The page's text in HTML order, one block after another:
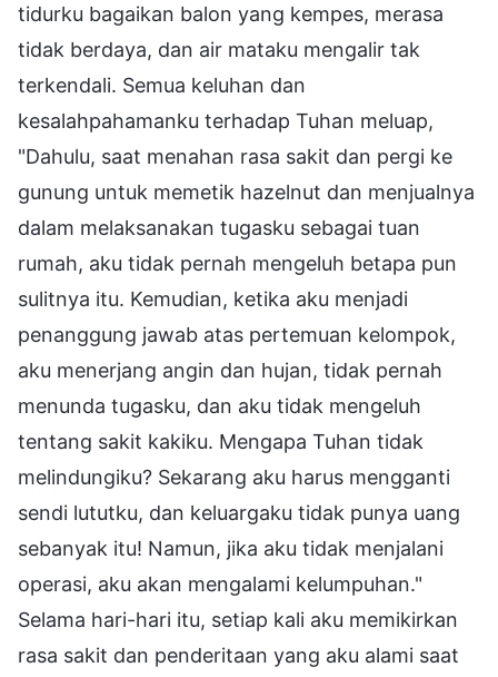
tidurku bagaikan balon yang kempes, merasa
tidak berdaya, dan air mataku mengalir tak
terkendali. Semua keluhan dan
kesalahpahamanku terhadap Tuhan meluap,
"Dahulu, saat menahan rasa sakit dan pergi ke
gunung untuk memetik hazelnut dan menjualnya
dalam melaksanakan tugasku sebagai tuan
rumah, aku tidak pernah mengeluh betapa pun
sulitnya itu. Kemudian, ketika aku menjadi
penanggung jawab atas pertemuan kelompok,
aku menerjang angin dan hujan, tidak pernah
menunda tugasku, dan aku tidak mengeluh
tentang sakit kakiku. Mengapa Tuhan tidak
melindungiku? Sekarang aku harus mengganti
sendi lututku, dan keluargaku tidak punya uang
sebanyak itu! Namun, jika aku tidak menjalani
operasi, aku akan mengalami kelumpuhan."
Selama hari-hari itu, setiap kali aku memikirkan
rasa sakit dan penderitaan yang aku alami saat